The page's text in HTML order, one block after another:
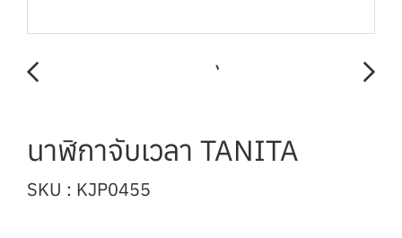
นาฬิกาจับเวลา TANITA
SKU : KJP0455